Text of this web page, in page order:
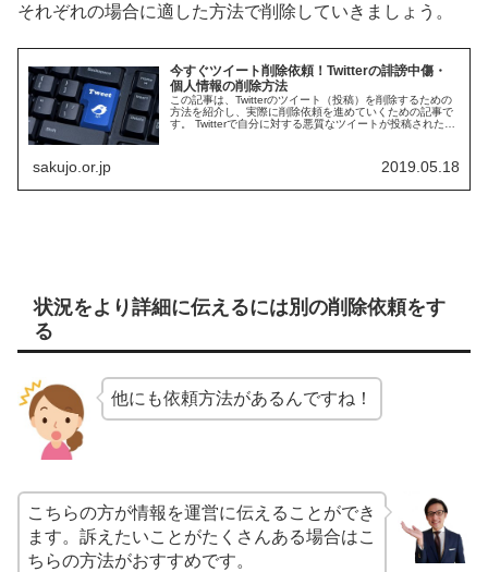
それぞれの場合に適した方法で削除していきましょう。
今すぐツイート削除依頼！Twitterの誹謗中傷・
個人情報の削除方法
この記事は、Twitterのツイート（投稿）を削除するための
方法を紹介し、実際に削除依頼を進めていくための記事で
す。 Twitterで自分に対する悪質なツイートが投稿された。
sakujo.or.jp 2019.05.18
状況をより詳細に伝えるには別の削除依頼をす
る
他にも依頼方法があるんですね！
こちらの方が情報を運営に伝えることができ
ます。訴えたいことがたくさんある場合はこ
ちらの方法がおすすめです。